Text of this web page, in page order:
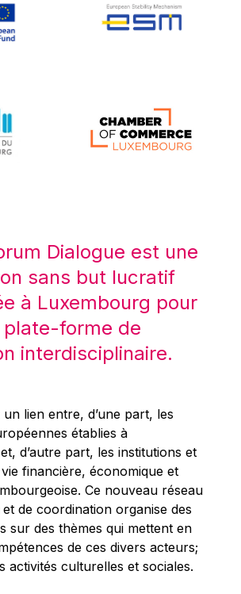
Nanz
Goebbels
WEIDES
Radcliffe
Klaus
Skouris
da Silva Caldeira
Reding
Hagg
Dialogue est une
sans but lucratif
à Luxembourg pour
plate-forme de
interdisciplinaire.
lien entre, d’une part, les
établies à
d’autre part, les institutions et
financière, économique et
Ce nouveau réseau
et de coordination organise des
sur des thèmes qui mettent en
de ces divers acteurs;
activités culturelles et sociales.